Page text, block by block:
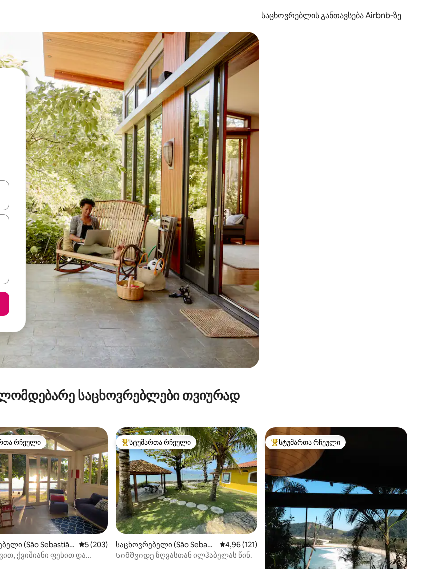
საცხოვრებლის განთავსება Airbnb‑ზე
გამოიყენეთ კლავიშები ზემოთ/ქვემოთ მიმართული ისრებით ან შეხებისა თუ თითის გასმის ჟესტები.
საცხოვრებლები თვიურად
რჩეული მოწინავე ვარიანტი
რჩეული
(São Sebastiã
საშუალო შეფასებაა 5‑დან 5, 203 მიმოხილვა
5 (203)
ქვიშიანი ფეხით და
სტუმართა რჩეული მოწინავე ვარიანტი
სტუმართა რჩეული
საცხოვრებელი (São Sebasti
ão)
საშუალო შეფასებაა 5‑დან 4,96, 121 მიმოხილვა
4,96 (121)
Სიმშვიდე ზღვასთან ილჰაბელას წინ.
სტუმართა რჩეული მოწინავე ვარიანტი
სტუმართა რჩეული